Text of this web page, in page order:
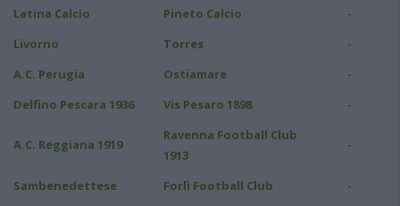
Latina Calcio Pineto Calcio -
Livorno Torres -
A.C. Perugia Ostiamare -
Delfino Pescara 1936 Vis Pesaro 1898 -
A.C. Reggiana 1919
Ravenna Football Club
1913
-
Sambenedettese Forlì Football Club -